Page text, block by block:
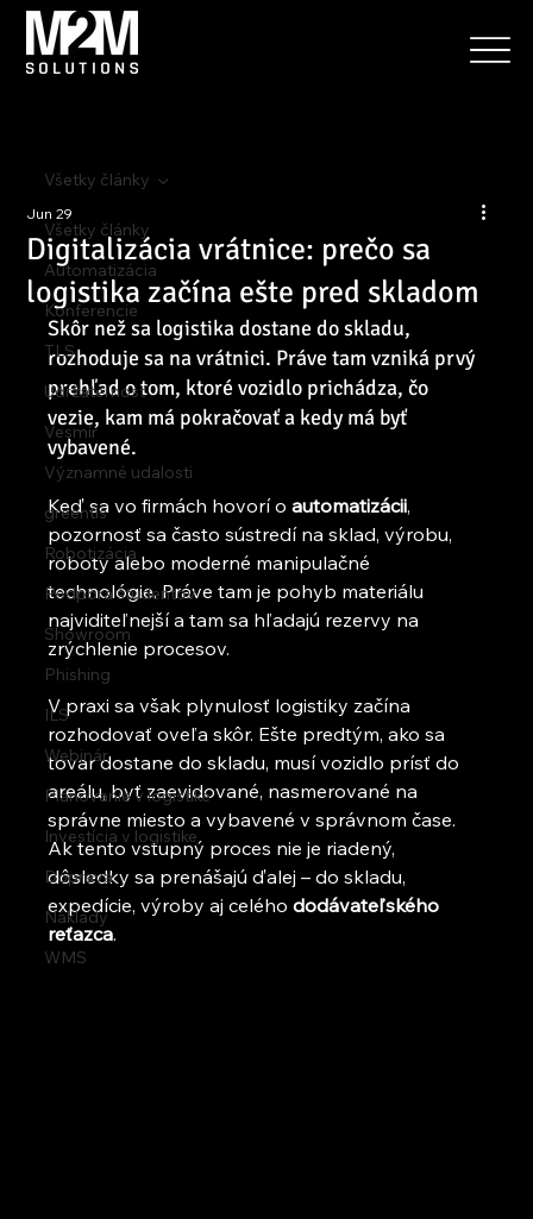
Všetky články
Automatizácia
Konferencie
TLS
Udržateľnosť
Vesmír
Významné udalosti
greentls
Robotizácia
Podpora študentov
Showroom
Phishing
ILS
Webinár
Plánovanie v logistike
Investícia v logistike
Doprava
Náklady
WMS
Všetky články
Digitalizácia vrátnice: prečo sa
logistika začína ešte pred skladom
Jun 29
Skôr než sa logistika dostane do skladu,
rozhoduje sa na vrátnici. Práve tam vzniká prvý
prehľad o tom, ktoré vozidlo prichádza, čo
vezie, kam má pokračovať a kedy má byť
vybavené.
Keď sa vo firmách hovorí o automatizácii,
pozornosť sa často sústredí na sklad, výrobu,
roboty alebo moderné manipulačné
technológie. Práve tam je pohyb materiálu
najviditeľnejší a tam sa hľadajú rezervy na
zrýchlenie procesov.
V praxi sa však plynulosť logistiky začína
rozhodovať oveľa skôr. Ešte predtým, ako sa
tovar dostane do skladu, musí vozidlo prísť do
areálu, byť zaevidované, nasmerované na
správne miesto a vybavené v správnom čase.
Ak tento vstupný proces nie je riadený,
dôsledky sa prenášajú ďalej – do skladu,
expedície, výroby aj celého dodávateľského
reťazca.